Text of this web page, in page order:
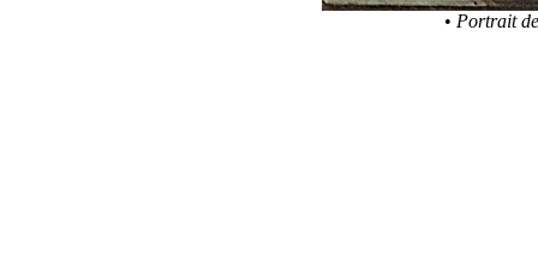
• Portrait